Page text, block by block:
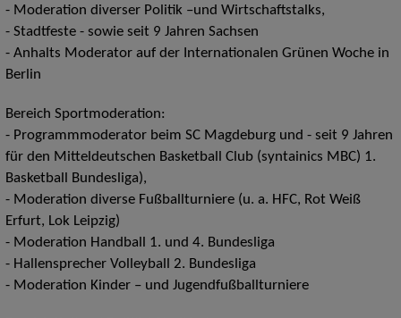
- Moderation diverser Politik –und Wirtschaftstalks,
- Stadtfeste - sowie seit 9 Jahren Sachsen
- Anhalts Moderator auf der Internationalen Grünen Woche in
Berlin
Bereich Sportmoderation:
- Programmmoderator beim SC Magdeburg und - seit 9 Jahren
für den Mitteldeutschen Basketball Club (syntainics MBC) 1.
Basketball Bundesliga),
- Moderation diverse Fußballturniere (u. a. HFC, Rot Weiß
Erfurt, Lok Leipzig)
- Moderation Handball 1. und 4. Bundesliga
- Hallensprecher Volleyball 2. Bundesliga
- Moderation Kinder – und Jugendfußballturniere